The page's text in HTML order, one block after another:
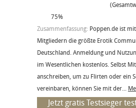
75%
Zusammenfassung: Poppen.de ist
Mitgliedern die größte Erotik
Deutschland. Anmeldung und
im Wesentlichen kostenlos. Selbst
anschreiben, um zu Flirten oder ein
vereinbaren, können Sie mit der...
Jetzt gratis Testsieger